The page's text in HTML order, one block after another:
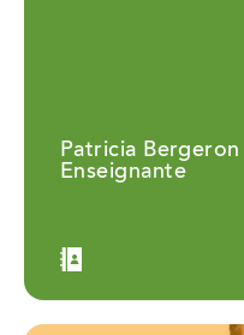
Patricia Bergeron
Enseignante